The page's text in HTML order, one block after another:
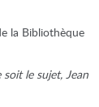
la Bibliothèque
le sujet, Jean